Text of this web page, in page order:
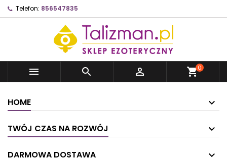
Telefon: 856547835
   shopping_cart0
HOME
TWÓJ CZAS NA ROZWÓJ
DARMOWA DOSTAWA